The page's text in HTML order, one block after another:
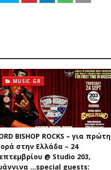
MUSIC GR
BISHOP ROCKS – για πρώτη
στην Ελλάδα – 24
@ Studio 203,
…special guests: